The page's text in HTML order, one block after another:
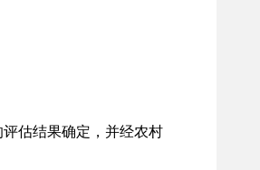
估结果确定，并经农村